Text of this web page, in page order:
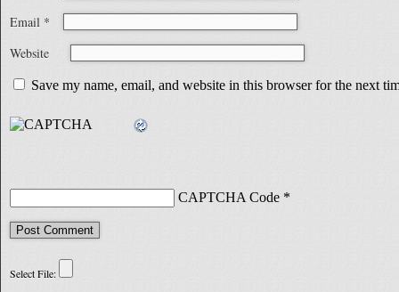
Email *
Website
Save my name, email, and website in this browser for the next
CAPTCHA Code *